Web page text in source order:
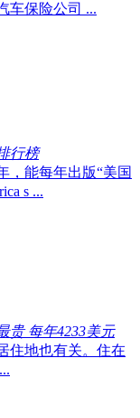
车保险公司 ...
行榜
，能每年出版“美国
s ...
贵 每年4233美元
住地也有关。住在